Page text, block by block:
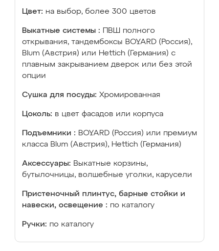
Цвет: на выбор, более 300 цветов
Выкатные системы :
ПВШ полного
открывания, тандембоксы BOYARD (Россия),
Blum (Австрия) или Hettich (Германия) с
плавным закрыванием дверок или без этой
опции
Сушка для посуды: Хромированная
Цоколь: в цвет фасадов или корпуса
Подъемники : BOYARD (Россия) или премиум
класса Blum (Австрия), Hettich (Германия)
Аксессуары: Выкатные корзины,
бутылочницы, волшебные уголки, карусели
Пристеночный плинтус, барные стойки и
навески, освещение : по каталогу
Ручки: по каталогу